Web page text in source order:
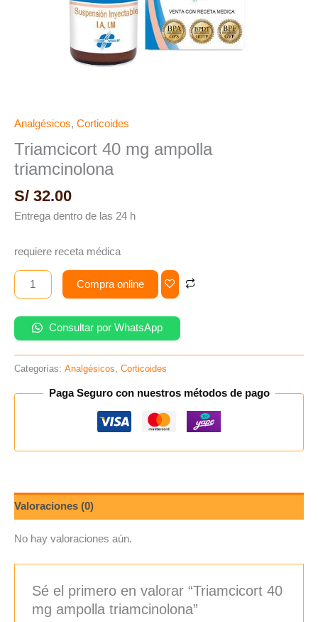
Analgésicos, Corticoides
Triamcicort 40 mg ampolla
triamcinolona
S/ 32.00
Entrega dentro de las 24 h
requiere receta médica
Compra online
Consultar por WhatsApp
Categorías: Analgésicos Corticoides
Paga Seguro con nuestros métodos de pago
Valoraciones (0)
No hay valoraciones aún.
Sé el primero en valorar “Triamcicort 40
mg ampolla triamcinolona”